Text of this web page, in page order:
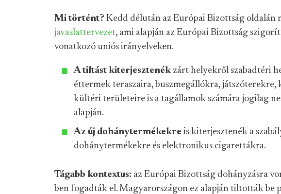
Mi történt? Kedd délután az Európai Bizottság oldalán
javaslattervezet, ami alapján az Európai Bizottság
vonatkozó uniós irányelveken.
A tiltást kiterjesztenék zárt helyekről szabadtéri
éttermek teraszaira, buszmegállókra,
kültéri területeire is a tagállamok számára jogilag
alapján.
Az új dohánytermékekre is kiterjesztenék a
dohánytermékekre és elektronikus cigarettákra.
Tágabb kontextus: az Európai Bizottság dohányzásra
ben fogadták el. Magyarországon ez alapján tiltották be